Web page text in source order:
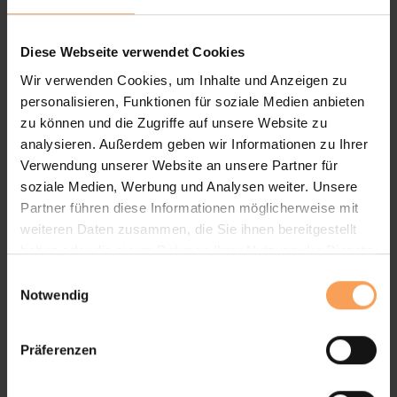
Diese Webseite verwendet Cookies
Wir verwenden Cookies, um Inhalte und Anzeigen zu
personalisieren, Funktionen für soziale Medien anbieten
zu können und die Zugriffe auf unsere Website zu
analysieren. Außerdem geben wir Informationen zu Ihrer
Verwendung unserer Website an unsere Partner für
soziale Medien, Werbung und Analysen weiter. Unsere
Partner führen diese Informationen möglicherweise mit
weiteren Daten zusammen, die Sie ihnen bereitgestellt
haben oder die sie im Rahmen Ihrer Nutzung der Dienste
Notwendig
Präferenzen
Bitte akzeptieren Sie dieMarketing
können.
Lassen Sie sich inspirieren
Terrassendächer von WAREMA
Unsere Terrassendächer entstehen in enger
Zusammenarbeit mit unserem Partner WAREMA,
dem führenden Hersteller für
„Made in Germany“.